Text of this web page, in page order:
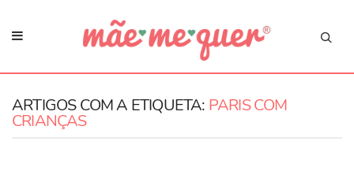
ARTIGOS COM A ETIQUETA: PARIS COM
CRIANÇAS